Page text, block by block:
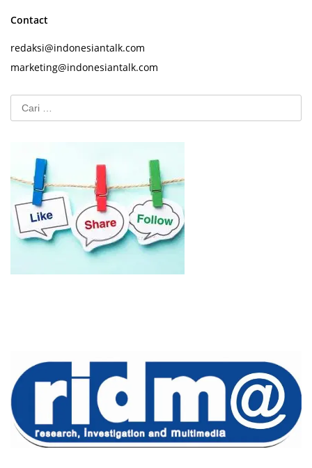
Contact
redaksi@indonesiantalk.com
marketing@indonesiantalk.com
Cari
untuk: